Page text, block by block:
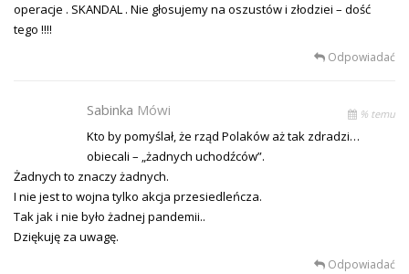
operacje . SKANDAL . Nie głosujemy na oszustów i złodziei – dość
tego !!!!
Odpowiadać
Sabinka Mówi % temu
Kto by pomyślał, że rząd Polaków aż tak zdradzi…
obiecali – „żadnych uchodźców”.
Żadnych to znaczy żadnych.
I nie jest to wojna tylko akcja przesiedleńcza.
Tak jak i nie było żadnej pandemii..
Dziękuję za uwagę.
Odpowiadać